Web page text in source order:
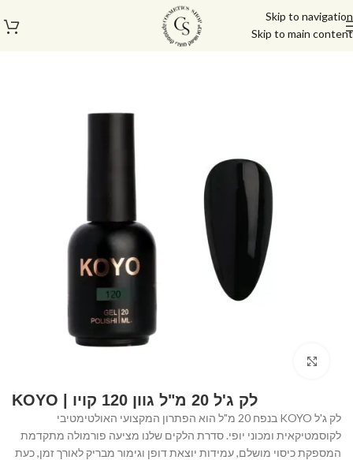
Skip to navigation
Skip to main content
לק ג'ל 20 מ"ל גוון 120 קויו | KOYO
לק ג'ל KOYO בנפח 20 מ"ל הוא הפתרון המקצועי האולטימטיבי
לקוסמטיקאית ומכוני יופי. סדרת הלקים שלנו מציעה פורמולה מתקדמת
המספקת כיסוי מושלם, עמידות יוצאת דופן וגימור מבריק לאורך זמן, כעת